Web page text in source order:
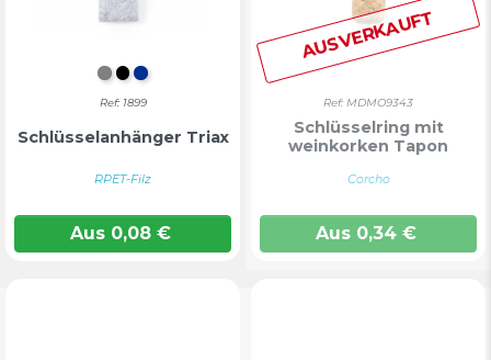
GRAU
SCHWARZ
BLAU
Ref: 1899
Schlüsselanhänger Triax
RPET-Filz
Aus0,08 €
AUSVERKAUFT
Ref: MDMO9343
Schlüsselring mit
weinkorken Tapon
Corcho
Aus0,34 €